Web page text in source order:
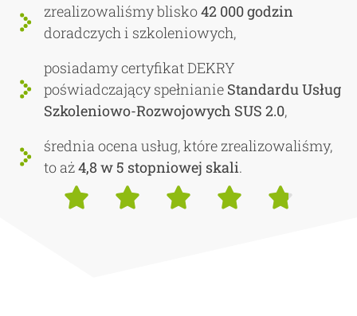
zrealizowaliśmy blisko42 000 godzin
doradczych i szkoleniowych,
posiadamy certyfikat DEKRY
poświadczający spełnianie Standardu Usług
Szkoleniowo-Rozwojowych SUS 2.0,
średnia ocena usług, które zrealizowaliśmy,
to aż4,8 w 5 stopniowej skali.
    